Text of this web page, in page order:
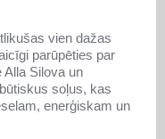
vien dažas
parūpēties par
Alla Silova un
soļus, kas
enerģiskam un